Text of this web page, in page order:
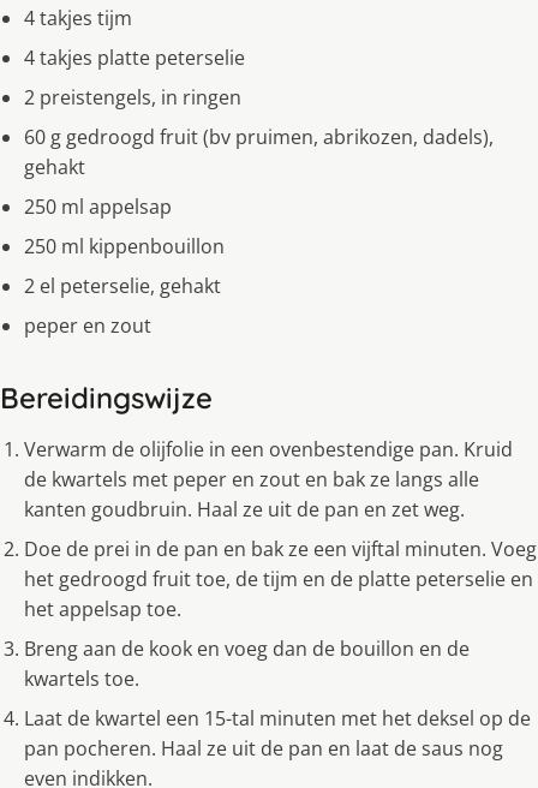
4 takjes tijm
4 takjes platte peterselie
2 preistengels, in ringen
60 g gedroogd fruit (bv pruimen, abrikozen, dadels),
gehakt
250 ml appelsap
250 ml kippenbouillon
2 el peterselie, gehakt
peper en zout
Bereidingswijze
Verwarm de olijfolie in een ovenbestendige pan. Kruid
de kwartels met peper en zout en bak ze langs alle
kanten goudbruin. Haal ze uit de pan en zet weg.
Doe de prei in de pan en bak ze een vijftal minuten. Voeg
het gedroogd fruit toe, de tijm en de platte peterselie en
het appelsap toe.
Breng aan de kook en voeg dan de bouillon en de
kwartels toe.
Laat de kwartel een 15-tal minuten met het deksel op de
pan pocheren. Haal ze uit de pan en laat de saus nog
even indikken.